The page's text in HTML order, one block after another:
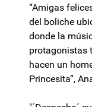
“Amigas
del boliche
donde la
protagonistas
hacen un
Princesita”,